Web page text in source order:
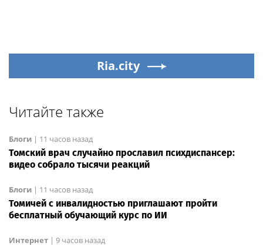
Ria.city
Читайте также
Блоги | 11 часов назад
Томский врач случайно прославил психдиспансер:
видео собрало тысячи реакций
Блоги | 11 часов назад
Томичей с инвалидностью приглашают пройти
бесплатный обучающий курс по ИИ
Интернет | 9 часов назад